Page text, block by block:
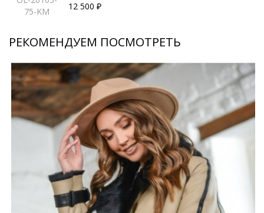
75-KM
12 500 ₽
РЕКОМЕНДУЕМ ПОСМОТРЕТЬ